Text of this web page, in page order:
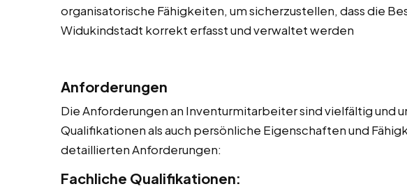
organisatorische Fähigkeiten, um sicherzustellen, dass die
Widukindstadt korrekt erfasst und verwaltet werden
Anforderungen
Die Anforderungen an Inventurmitarbeiter sind vielfältig und
Qualifikationen als auch persönliche Eigenschaften und
detaillierten Anforderungen:
Fachliche Qualifikationen: